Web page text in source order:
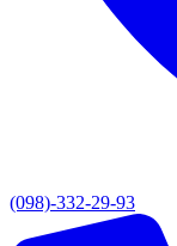
(098)-332-29-93